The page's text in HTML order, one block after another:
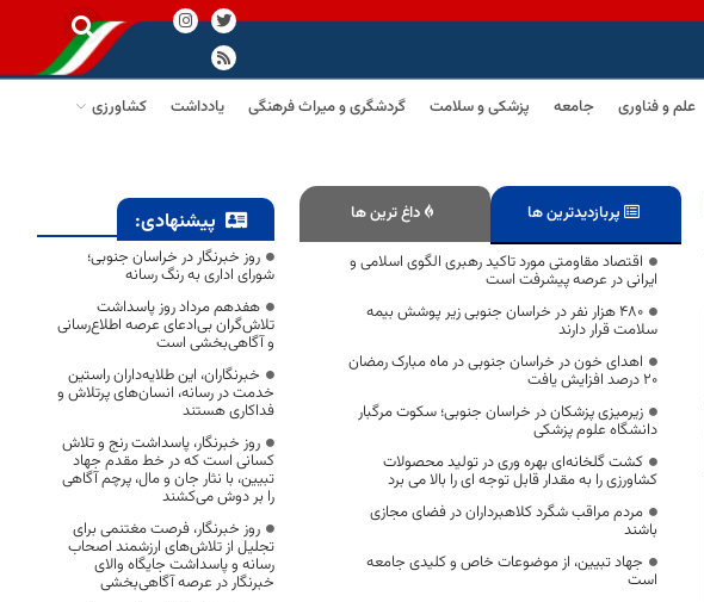
علم و فناوری جامعه پزشکی و سلامت گردشگری و میراث فرهنگی یادداشت
کشاورزی
پربازدیدترین ها داغ ترین ها
اقتصاد مقاومتی مورد تاکید رهبری الگوی اسلامی و
ایرانی در عرصه پیشرفت است
۴۸۰ هزار نفر در خراسان جنوبی زیر پوشش بیمه
سلامت قرار دارند
اهدای خون در خراسان جنوبی در ماه مبارک رمضان
۲۰ درصد افزایش یافت
زیرمیزی پزشکان در خراسان جنوبی؛ سکوت مرگبار
دانشگاه علوم پزشکی
کشت گلخانه‌ای بهره وری در تولید محصولات
کشاورزی را به مقدار قابل توجه ای را بالا می برد
مردم مراقب شگرد کلاهبرداران در فضای مجازی
باشند
جهاد تبیین، از موضوعات خاص و کلیدی جامعه
است
پیشنهادی:
روز خبرنگار در خراسان جنوبی؛
شورای اداری به رنگ رسانه
هفدهم مرداد روز پاسداشت
تلاش‌گران بی‌ادعای عرصه اطلاع‌رسانی
و آگاهی‌بخشی است
خبرنگاران، این طلایه‌داران راستین
خدمت در رسانه، انسان‌های پرتلاش و
فداکاری هستند
روز خبرنگار، پاسداشت رنج و تلاش
کسانی است که در خط مقدم جهاد
تبیین، با نثار جان و مال، پرچم آگاهی
را بر دوش می‌کشند
روز خبرنگار، فرصت مغتنمی برای
تجلیل از تلاش‌های ارزشمند اصحاب
رسانه و پاسداشت جایگاه والای
خبرنگار در عرصه آگاهی‌بخشی